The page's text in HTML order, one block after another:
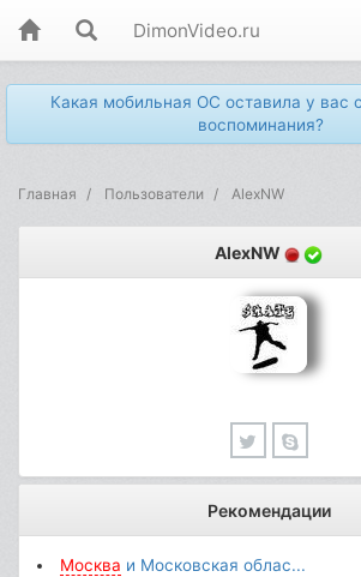
DimonVideo.ru
Какая мобильная ОС оставила у вас
воспоминания?
Главная Пользователи AlexNW
AlexNW
Рекомендации
Москва и Московская облас...